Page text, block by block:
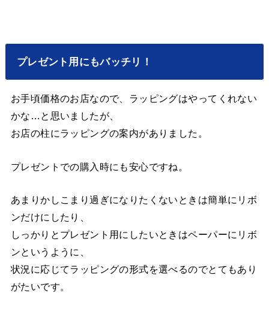
プレゼント用にもバッチリ！
お手頃価格のお店なので、ラッピングはやってくれない
かな…と思いましたが、
お店の柱にラッピングの案内がありました。
プレゼントでの購入時にも安心ですね。
あまりかしこまり過ぎになりたくないときは簡単にリボ
ンだけにしたり、
しっかりとプレゼント用にしたいときはペーパーにリボ
ンというように、
状況に応じてラッピングの形式を選べるのでとてもあり
がたいです。